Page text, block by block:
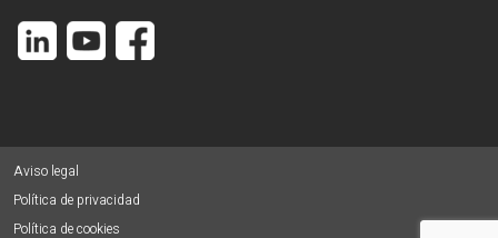
Aviso legal
Política de privacidad
Política de cookies